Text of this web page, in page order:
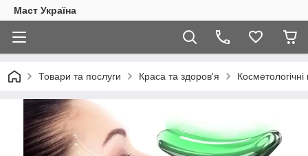
Маст Україна
Товари та послуги Краса та здоров'я